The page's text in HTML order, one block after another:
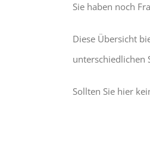
Sie haben noch
Diese Übersicht
unterschiedlichen
Sollten Sie hier